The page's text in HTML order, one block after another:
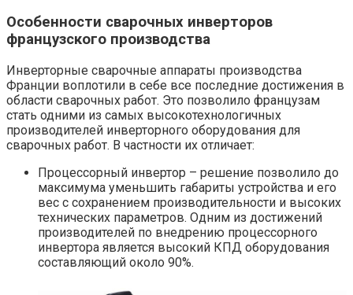
Особенности сварочных инверторов
французского производства
Инверторные сварочные аппараты производства
Франции воплотили в себе все последние достижения в
области сварочных работ. Это позволило французам
стать одними из самых высокотехнологичных
производителей инверторного оборудования для
сварочных работ. В частности их отличает:
Процессорный инвертор – решение позволило до
максимума уменьшить габариты устройства и его
вес с сохранением производительности и высоких
технических параметров. Одним из достижений
производителей по внедрению процессорного
инвертора является высокий КПД оборудования
составляющий около 90%.